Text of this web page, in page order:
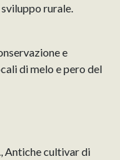
rurale.
e
di melo e pero del
Antiche cultivar di